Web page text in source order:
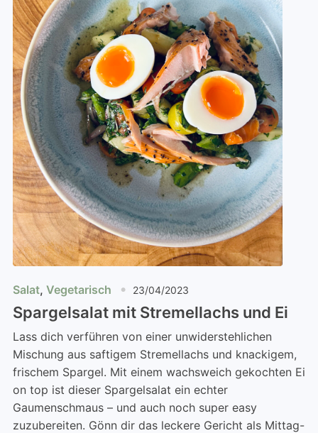
Salat, Vegetarisch 23/04/2023
Spargelsalat mit Stremellachs und Ei
Lass dich verführen von einer unwiderstehlichen
Mischung aus saftigem Stremellachs und knackigem,
frischem Spargel. Mit einem wachsweich gekochten Ei
on top ist dieser Spargelsalat ein echter
Gaumenschmaus – und auch noch super easy
zuzubereiten. Gönn dir das leckere Gericht als Mittag-